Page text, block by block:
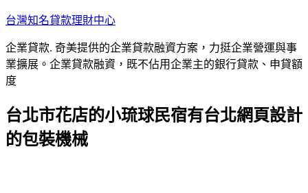
跳
主
要
內
台灣知名貸款理財中心
企業貸款. 奇美提供的企業貸款融資方案，力挺企業營運與事
業擴展。企業貸款融資，既不佔用企業主的銀行貸款、申貸額
度
台北市花店的小琉球民宿有台北網頁設計
的包裝機械